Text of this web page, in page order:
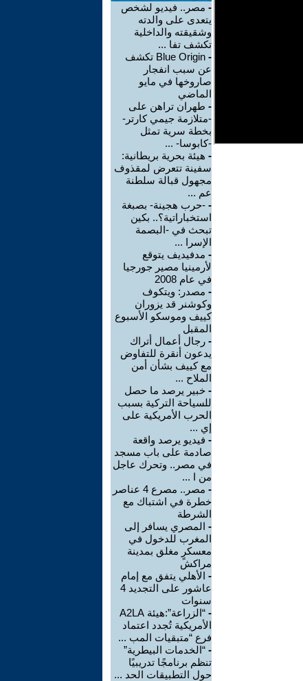
- مصر.. فيديو لشخص
يتعدى على والدته
وشقيقته والداخلية
تكشف تفا ...
-
Blue Origin تكشف
عن سبب انفجار
صاروخها في مايو
الماضي
- طهران تراهن على
-متلازمة جيمي كارتر-
بخطة سرية تمثل
-كابوسا- ...
- هيئة بحرية بريطانية:
سفينة تتعرض لمقذوف
مجهول قبالة سلطنة
عم ...
- -حرب هجينة- بصبغة
استخباراتية؟.. بكين
تبحث في -البصمة
الإسرا ...
- مدفيديف يتوقع
لأرمينيا مصير جورجيا
في عام 2008
- مصدر: ويتكوف
وكوشنر قد يزوران
كييف وموسكو الأسبوع
المقبل
- رجال أعمال أتراك
يدعون أنقرة للتفاوض
مع كييف بشأن أمن
الملاح ...
- خبير يرصد ما حصل
للسياحة التركية بسبب
الحرب الأمريكية على
إي ...
- فيديو يرصد واقعة
صادمة على باب مسجد
في مصر.. وتحرك عاجل
من ا ...
-
مصر.. مصرع 4 عناصر
خطرة في اشتباك مع
الشرطة
- المصري يسافر إلى
المغرب للدخول في
معسكرٍ مغلق بمدينة
مراكش
- الأهلي يتفق مع إمام
عاشور على التجديد 4
سنوات
-
“الزراعة”:هيئة A2LA
الأمريكية تُجدد اعتماد
فرع “متبقيات المب ...
- “الخدمات البيطرية”
تنظم برنامجًا تدريبيًا
حول التطبيقات الحد ...